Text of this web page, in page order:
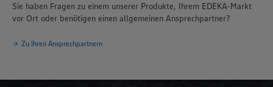
Sie haben Fragen zu einem unserer Produkte, Ihrem EDEKA-Markt
vor Ort oder benötigen einen allgemeinen Ansprechpartner?
Zu Ihren Ansprechpartnern